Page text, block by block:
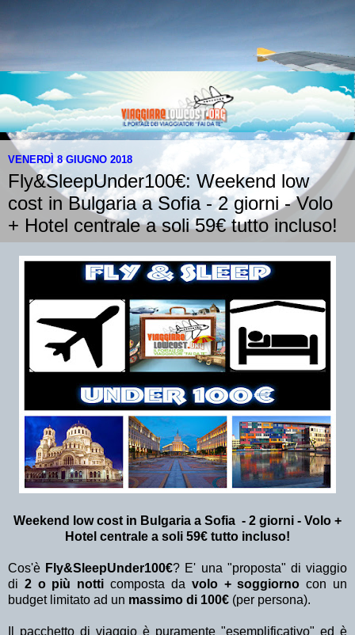
VENERDÌ 8 GIUGNO 2018
Fly&SleepUnder100€: Weekend low
cost in Bulgaria a Sofia - 2 giorni - Volo
+ Hotel centrale a soli 59€ tutto incluso!
Weekend low cost in Bulgaria a Sofia - 2 giorni - Volo +
Hotel centrale a soli 59€ tutto incluso!
Cos'è Fly&SleepUnder100€? E' una "proposta" di viaggio
di 2 o più notticomposta da volo + soggiorno con un
budget limitato ad un massimo di 100€ (per persona).
Il pacchetto di viaggio è puramente "esemplificativo" ed è